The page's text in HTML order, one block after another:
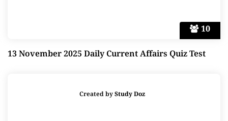
10
13 November 2025 Daily Current Affairs Quiz Test
Created byStudy Doz